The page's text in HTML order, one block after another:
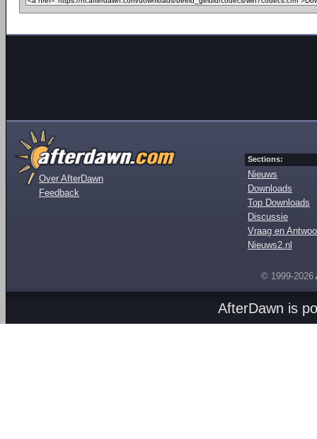
Over AfterDawn
Feedback
Sections:
Nieuws
Downloads
Top Downloads
Discussie
Vraag en
Nieuws2.nl
© 1999-2026
AfterDawn is